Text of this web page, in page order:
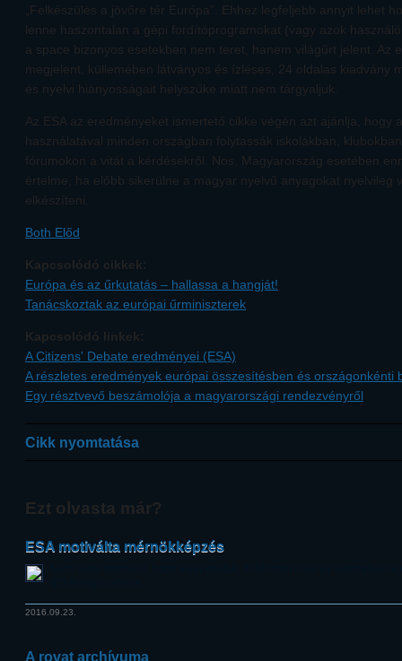
„Felkészülés a jövőre tér Európa”. Ehhez legfeljebb annyit lehet
lenne haszontalan a gépi fordítóprogramokat (vagy azok
a space bizonyos esetekben nem teret, hanem világűrt jelent. Az
megjelent, küllemében látványos és ízléses, 24 oldalas kiadvány
és nyelvi hiányosságait helyszűke miatt nem tárgyaljuk.
Az ESA az eredményeket ismertető cikke végén azt ajánlja, hogy
használatával minden országban folytassák iskolákban,
fórumokon a vitát a kérdésekről. Nos, Magyarország esetében
értelme, ha előbb sikerülne a magyar nyelvű anyagokat nyelvileg
elkészíteni.
Both Előd
Kapcsolódó cikkek:
Európa és az űrkutatás – hallassa a hangját!
Tanácskoztak az európai űrminiszterek
Kapcsolódó linkek:
A Citizens' Debate eredményei (ESA)
A részletes eredmények európai összesítésben és országonkénti
Egy résztvevő beszámolója a magyarországi rendezvényről
Cikk nyomtatása
Ezt olvasta már?
ESA motiválta mérnökképzés
2016.09.23.
A rovat archívuma